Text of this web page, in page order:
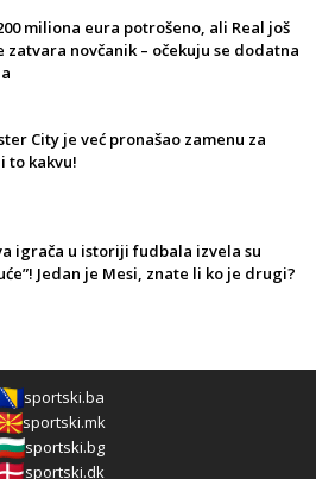
miliona eura potrošeno, ali Real još
zatvara novčanik – očekuju se dodatna
City je već pronašao zamenu za
to kakvu!
igrača u istoriji fudbala izvela su
Jedan je Mesi, znate li ko je drugi?
sportski.ba
sportski.mk
sportski.bg
sportski.dk